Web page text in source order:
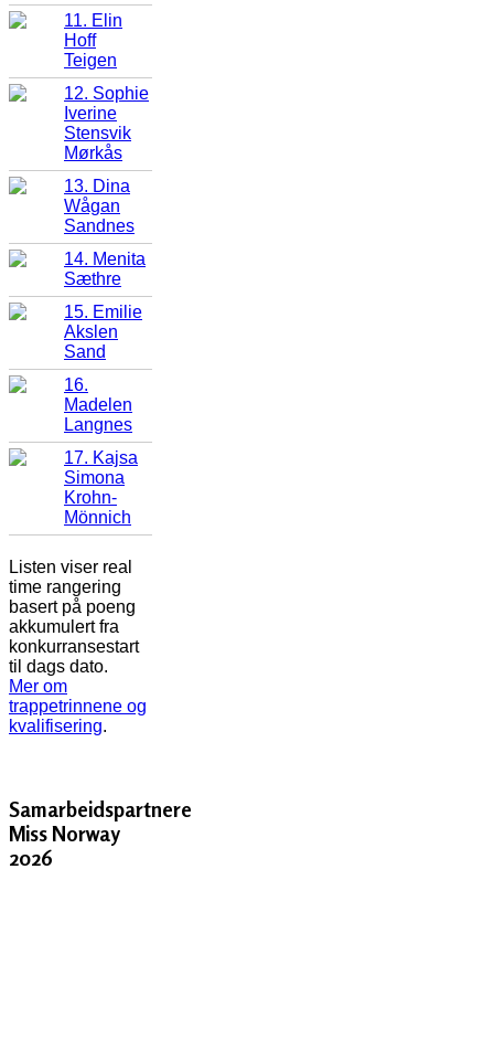
11. Elin
Hoff
Teigen
12. Sophie
Iverine
Stensvik
Mørkås
13. Dina
Wågan
Sandnes
14. Menita
Sæthre
15. Emilie
Akslen
Sand
16.
Madelen
Langnes
17. Kajsa
Simona
Krohn-
Mönnich
Listen viser real
time rangering
basert på poeng
akkumulert fra
konkurransestart
til dags dato.
Mer om
trappetrinnene og
kvalifisering.
Samarbeidspartnere
Miss Norway
2026